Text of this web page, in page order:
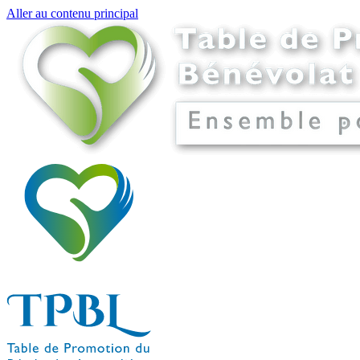
Aller au contenu principal